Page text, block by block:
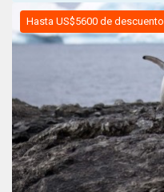
Hasta US$5600 de descuento